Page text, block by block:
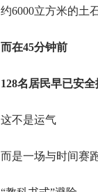
约6000立方米的土
而在45分钟前
128名居民早已安全
这不是运气
而是一场与时间赛